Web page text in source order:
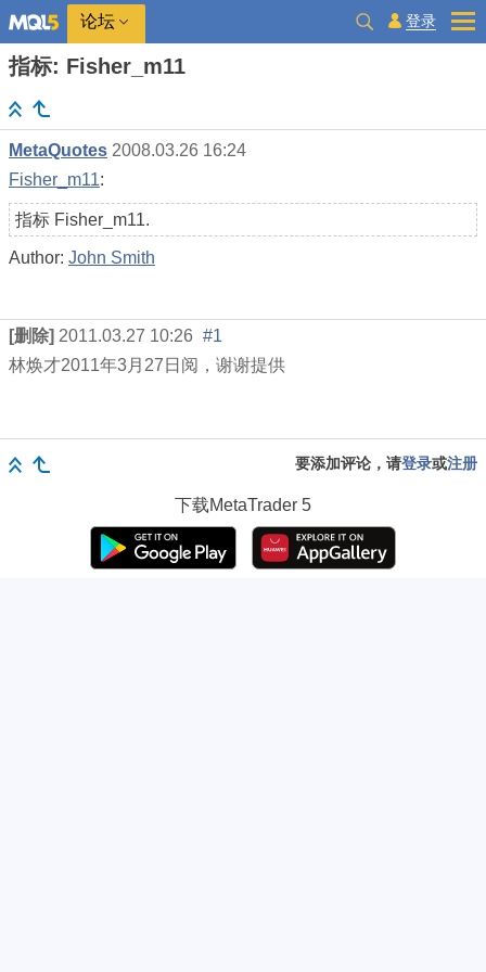
论坛 登录
指标: Fisher_m11
MetaQuotes 2008.03.26 16:24
Fisher_m11:
指标 Fisher_m11.
Author: John Smith
[删除] 2011.03.27 10:26 #1
林焕才2011年3月 27 日阅，谢谢提供
要添加评论，请登录或注册
下载MetaTrader 5